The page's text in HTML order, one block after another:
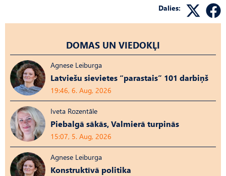
Dalies:
DOMAS UN VIEDOKĻI
Agnese Leiburga
Latviešu sievietes “parastais” 101 darbiņš
19:46, 6. Aug, 2026
Iveta Rozentāle
Piebalgā sākās, Valmierā turpinās
15:07, 5. Aug, 2026
Agnese Leiburga
Konstruktīvā politika